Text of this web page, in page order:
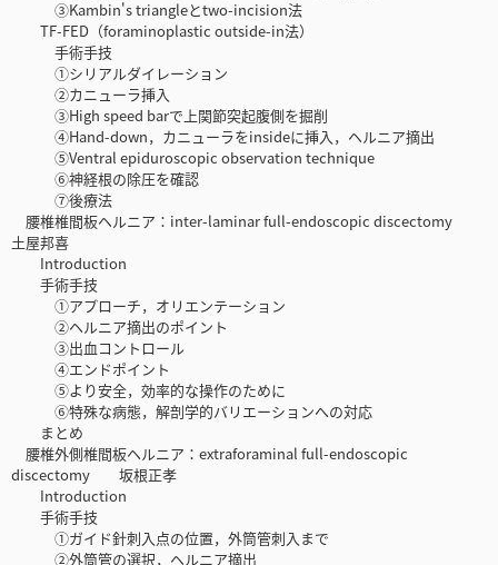
③Kambin's triangleとtwo-incision法
TF-FED（foraminoplastic outside-in法）
手術手技
①シリアルダイレーション
②カニューラ挿入
③High speed barで上関節突起腹側を掘削
④Hand-down，カニューラをinsideに挿入，ヘルニア摘出
⑤Ventral epiduroscopic observation technique
⑥神経根の除圧を確認
⑦後療法
腰椎椎間板ヘルニア：inter-laminar full-endoscopic discectomy
土屋邦喜
Introduction
手術手技
①アプローチ，オリエンテーション
②ヘルニア摘出のポイント
③出血コントロール
④エンドポイント
⑤より安全，効率的な操作のために
⑥特殊な病態，解剖学的バリエーションへの対応
まとめ
腰椎外側椎間板ヘルニア：extraforaminal full-endoscopic
discectomy 坂根正孝
Introduction
手術手技
①ガイド針刺入点の位置，外筒管刺入まで
②外筒管の選択，ヘルニア摘出